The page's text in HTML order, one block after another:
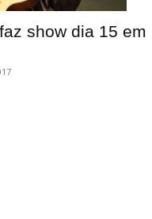
show dia 15 em